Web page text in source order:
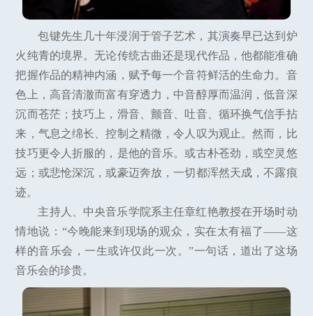
包键先生几十年浸润于管子艺术，其演奏早已达到炉
火纯青的境界。无论传统古曲还是现代作品，他都能准确
把握作品的精神内涵，赋予每一个音符鲜活的生命力。音
色上，高音清澈而富有穿透力，中音醇厚而温润，低音深
沉而苍茫；技巧上，滑音、颤音、吐音、循环换气信手拈
来，气息之绵长、控制之精微，令人叹为观止。然而，比
技巧更令人折服的，是他的音乐。或古朴苍劲，或空灵悠
远；或悲怆深沉，或豪迈奔放，一切都浑然天成，不露痕
迹。
主持人、中央音乐学院系主任章红艳教授在开场时动
情地说：“今晚能来到现场的观众，实在太有福了——这
样的音乐会，一生或许仅此一次。”一句话，道出了这场
音乐会的珍贵。